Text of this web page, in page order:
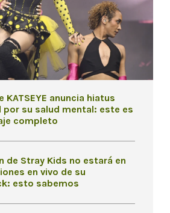
KATSEYE anuncia hiatus
por su salud mental: este es
completo
de Stray Kids no estará en
en vivo de su
esto sabemos